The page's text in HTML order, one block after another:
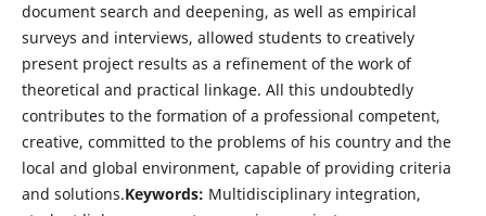
document search and deepening, as well as empirical
surveys and interviews, allowed students to creatively
present project results as a refinement of the work of
theoretical and practical linkage. All this undoubtedly
contributes to the formation of a professional competent,
creative, committed to the problems of his country and the
local and global environment, capable of providing criteria
and solutions.Keywords: Multidisciplinary integration,